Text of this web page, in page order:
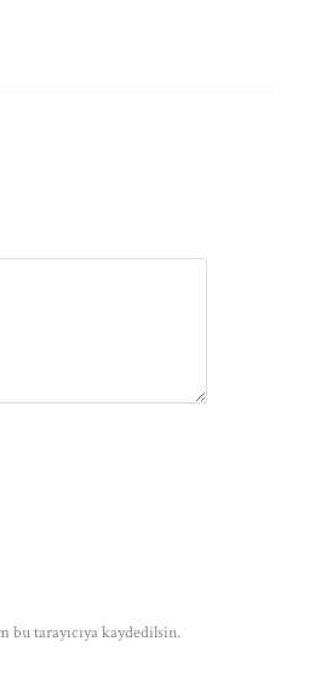
bu tarayıcıya kaydedilsin.